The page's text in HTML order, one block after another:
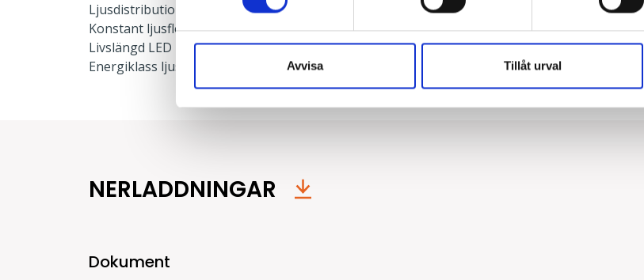
Avvisa Tillåt urval
Ljusdistribution ner:
Konstant ljusflöde:
Nej
Livslängd LED L80:
90000 h
Energiklass ljuskälla:
C
NERLADDNINGAR
Dokument